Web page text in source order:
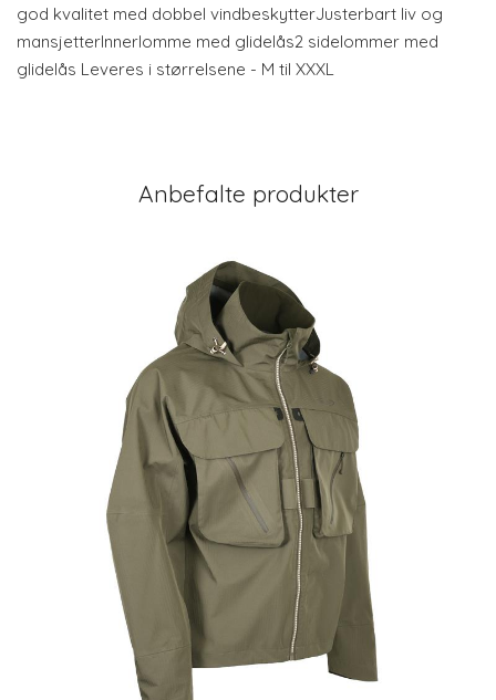
god kvalitet med dobbel vindbeskytterJusterbart liv og
mansjetterInnerlomme med glidelås2 sidelommer med
glidelås Leveres i størrelsene - M til XXXL
Anbefalte produkter